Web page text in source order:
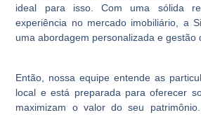
ideal para isso. Com uma sólida
experiência no mercado imobiliário, a
uma abordagem personalizada e gestão
Então, nossa equipe entende as
local e está preparada para oferecer
maximizam o valor do seu